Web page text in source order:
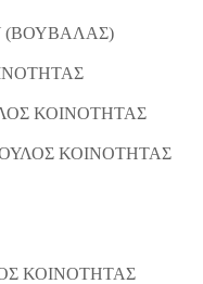
(ΒΟΥΒΑΛΑΣ)
ΚΟΙΝΟΤΗΤΑΣ
ΚΟΙΝΟΤΗΤΑΣ
ΚΟΙΝΟΤΗΤΑΣ